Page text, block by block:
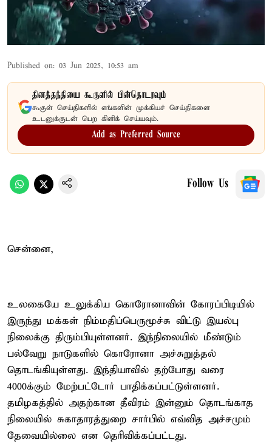
Published on: 03 Jun 2025, 10:53 am
தினத்தந்தியை கூகுளில் பின்தொடரவும்
கூகுள் செய்திகளில் எங்களின் முக்கியச் செய்திகளை
உடனுக்குடன் பெற கிளிக் செய்யவும்.
Add as Preferred Source
Follow Us
சென்னை,
உலகையே உலுக்கிய கொரோனாவின் கோரப்பிடியில்
இருந்து மக்கள் நிம்மதிப்பெருமூச்சு விட்டு இயல்பு
நிலைக்கு திரும்பியுள்ளனர். இந்நிலையில் மீண்டும்
பல்வேறு நாடுகளில் கொரோனா அச்சுறுத்தல்
தொடங்கியுள்ளது. இந்தியாவில் தற்போது வரை
4000க்கும் மேற்பட்டோர் பாதிக்கப்பட்டுள்ளனர்.
தமிழகத்தில் அதற்கான தீவிரம் இன்னும் தொடங்காத
நிலையில் சுகாதாரத்துறை சார்பில் எவ்வித அச்சமும்
தேவையில்லை என தெரிவிக்கப்பட்டது.